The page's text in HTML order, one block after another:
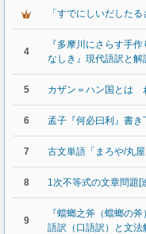
「すでにしいだした
4
『多摩川にさらす手
なしき』現代語訳と解
5 カザン＝ハン国とは
6 孟子『何必曰利』書
7 古文単語「まろや/丸
8 1次不等式の文章問題[
9
『蟷螂之斧（蟷螂の
語訳（口語訳）と文法